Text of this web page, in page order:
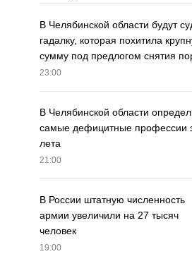
В Челябинской области будут
гадалку, которая похитила
сумму под предлогом снятия
23:00
В Челябинской области
самые дефицитные профессии
лета
21:00
В России штатную численность
армии увеличили на 27 тысяч
человек
19:00